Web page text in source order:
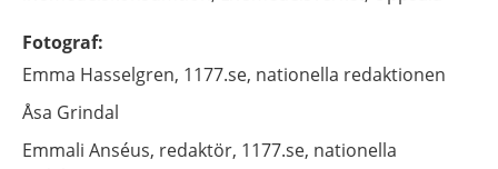
Fotograf:
Emma Hasselgren, 1177.se, nationella redaktionen
Åsa Grindal
Emmali Anséus, redaktör, 1177.se, nationella